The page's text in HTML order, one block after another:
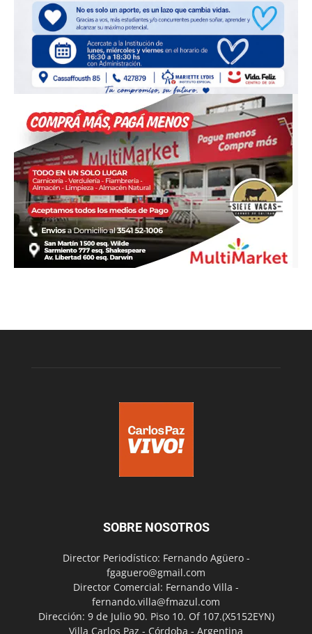
SOBRE NOSOTROS
Director Periodístico: Fernando Agüero -
fgaguero@gmail.com
Director Comercial: Fernando Villa -
fernando.villa@fmazul.com
Dirección: 9 de Julio 90. Piso 10. Of 107.(X5152EYN)
Villa Carlos Paz - Córdoba - Argentina